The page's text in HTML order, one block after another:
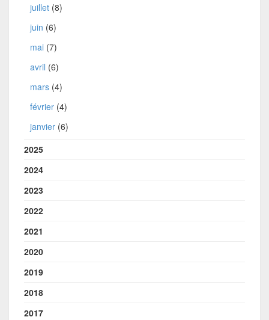
juillet (8)
juin (6)
mai (7)
avril (6)
mars (4)
février (4)
janvier (6)
2025
2024
2023
2022
2021
2020
2019
2018
2017